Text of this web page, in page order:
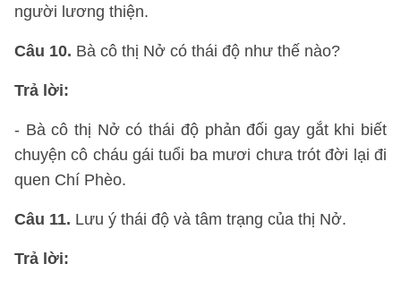
người lương thiện.
Câu 10. Bà cô thị Nở có thái độ như thế nào?
Trả lời:
- Bà cô thị Nở có thái độ phản đối gay gắt khi biết
chuyện cô cháu gái tuổi ba mươi chưa trót đời lại đi
quen Chí Phèo.
Câu 11. Lưu ý thái độ và tâm trạng của thị Nở.
Trả lời: